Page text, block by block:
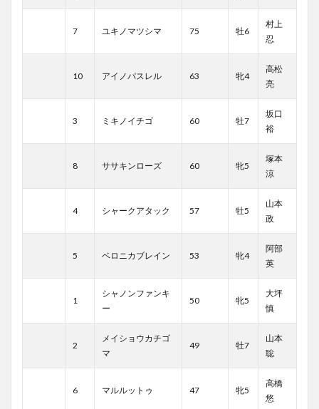
7 ユキノマツシマ 75 牡6
村上
忍
10 アイノパスレル 63 牝4
高松
亮
3 ミキノイチゴ 60 牡7
坂口
裕
8 ササキンローズ 60 牝5
塚本
涼
4 シャークアタック 57 牡5
山本
政
5 ベロニカブレイン 53 牝4
阿部
英
1
シャノンファンキ
ー
50 牝5
大坪
慎
2
メイショウカチゴ
マ
49 牡7
山本
聡
6 マルルットゥ 47 牝5
高橋
悠